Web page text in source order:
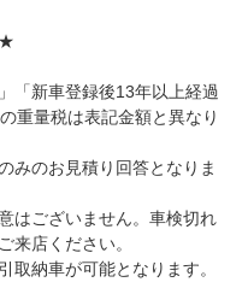
「新車登録後13年以上経過
重量税は表記金額と異なり
みのお見積り回答となりま
はございません。車検切れ
来店ください。
取納車が可能となります。